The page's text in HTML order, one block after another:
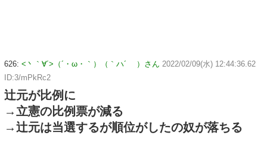
626: <丶｀∀´>（´・ω・｀）（｀ハ´ ）さん 2022/02/09(水) 12:44:36.62
ID:3/mPkRc2
辻元が比例に
→立憲の比例票が減る
→辻元は当選するが順位がしたの奴が落ちる